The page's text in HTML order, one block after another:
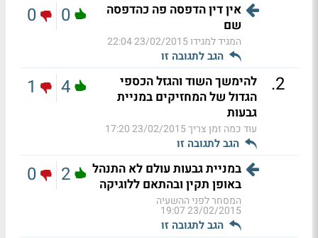
אין דין הדפסה פה כהדפסה
שם
המגיד למגידו23/02/2015 22:04
הגב לתגובה זו
0
0
2
.
להימשך השוד והגזל הכספי
הגדול של המחזיקים במניית
גבעות
עוד כמה זמן צריך23/02/2015 17:20
הגב לתגובה זו
4
1
במניית גבעות עולם לא התנהל
באופן תקין ובהתאם ללוגיקה
המסחר לפני ההשעיה
23/02/2015 19:07
הגב לתגובה זו
2
0